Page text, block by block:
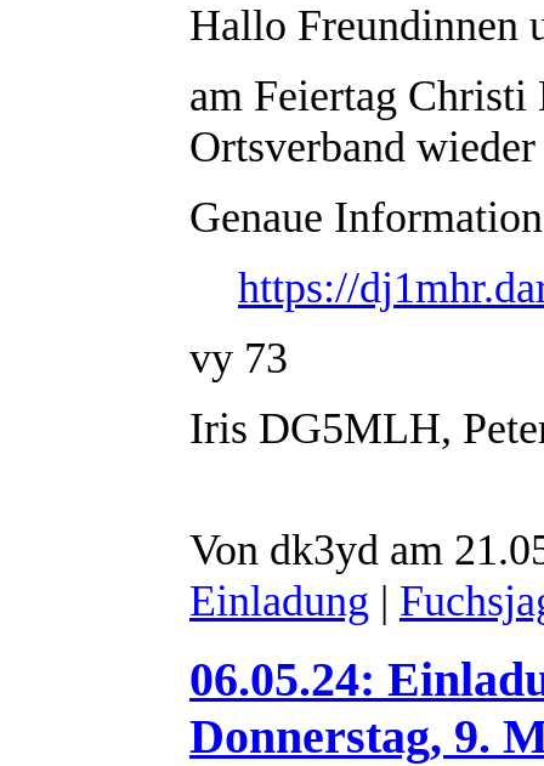
Hallo Freundinnen
am Feiertag
Ortsverband
Genaue
https://
vy 73
Iris DG5MLH,
Von dk3yd am
Einladung |
06.05.24:
Donnerstag, 9.